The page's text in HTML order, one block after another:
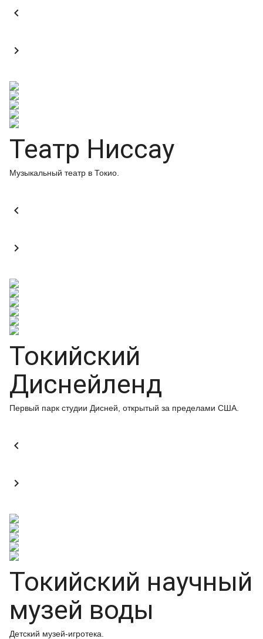


Театр Ниссау
Музыкальный театр в Токио.


Токийский
Диснейленд
Первый парк студии Дисней, открытый за пределами США.


Токийский научный
музей воды
Детский музей-игротека.